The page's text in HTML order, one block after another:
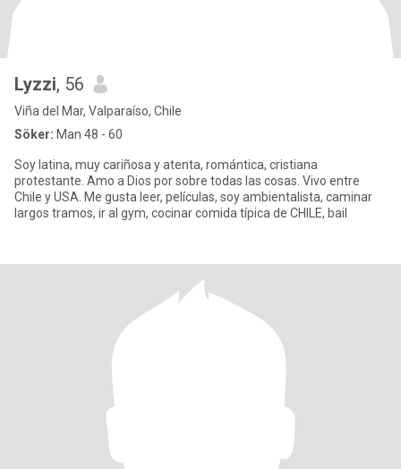
Lyzzi, 56
Viña del Mar, Valparaíso, Chile
Söker: Man 48 - 60
Soy latina, muy cariñosa y atenta, romántica, cristiana
protestante. Amo a Dios por sobre todas las cosas. Vivo entre
Chile y USA. Me gusta leer, películas, soy ambientalista, caminar
largos tramos, ir al gym, cocinar comida típica de CHILE, bail